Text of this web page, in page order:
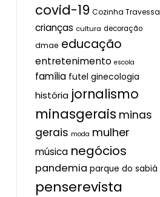
covid-19 Cozinha Travessa
crianças cultura decoração
dmae educação
entretenimento escola
família futel ginecologia
história jornalismo
minasgerais minas
gerais moda mulher
música negócios
pandemia parque do sabiá
penserevista